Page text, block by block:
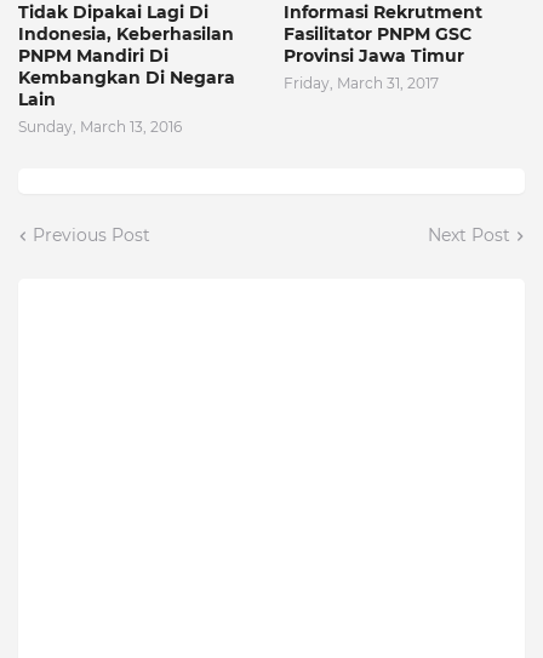
Tidak Dipakai Lagi Di
Indonesia, Keberhasilan
PNPM Mandiri Di
Kembangkan Di Negara
Lain
Sunday, March 13, 2016
Informasi Rekrutment
Fasilitator PNPM GSC
Provinsi Jawa Timur
Friday, March 31, 2017
Previous Post Next Post